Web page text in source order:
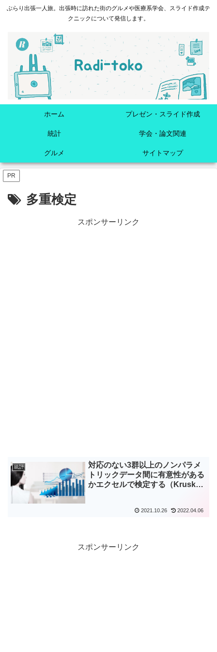
ぶらり出張一人旅。出張時に訪れた街のグルメや医療系学会、スライド作成テ
クニックについて発信します。
ホーム プレゼン・スライド作成
統計 学会・論文関連
グルメ サイトマップ
PR
多重検定
スポンサーリンク
統計
対応のない3群以上のノンパラメ
トリックデータ間に有意性がある
かエクセルで検定する（Kruskal
2021.10.26 2022.04.06
スポンサーリンク